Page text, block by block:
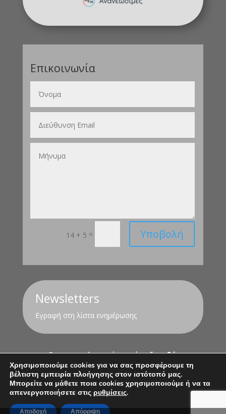
Επικοινωνία
14 + 5 = Υποβολή
Newsletters
Εγραφή στη λίστα ενημέρωσης
Για τον υπολογισμό της σύνταξηςεδώ
Όροι Χρήσης Πολιτική Απορρήτου
Χρησιμοποιούμε cookies για να σας προσφέρουμε τη
βέλτιστη εμπειρία πλοήγησης στον ιστότοπό μας.
Μπορείτε να μάθετε ποια cookies χρησιμοποιούμε ή να τα
απενεργοποιήσετε στις ρυθμίσεις.
Αποδοχή Απόρριψη